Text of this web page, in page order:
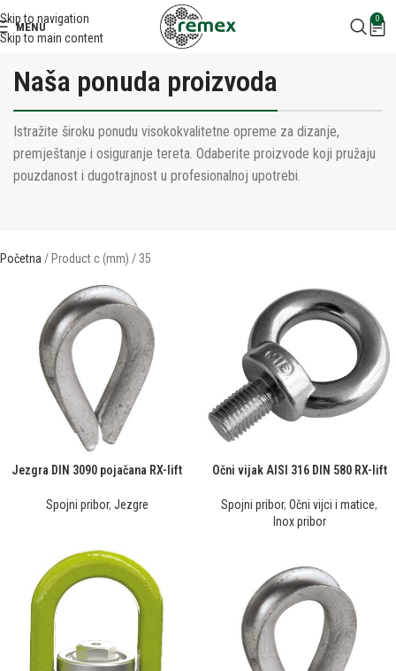
Skip to navigation
Skip to main content
MENU
0
Naša ponuda proizvoda
Istražite široku ponudu visokokvalitetne opreme za dizanje,
premještanje i osiguranje tereta. Odaberite proizvode koji pružaju
pouzdanost i dugotrajnost u profesionalnoj upotrebi.
Početna Product c (mm) 35
Jezgra DIN 3090 pojačana RX-lift
Spojni pribor, Jezgre
Očni vijak AISI 316 DIN 580 RX-lift
Spojni pribor, Očni vijci i matice,
Inox pribor